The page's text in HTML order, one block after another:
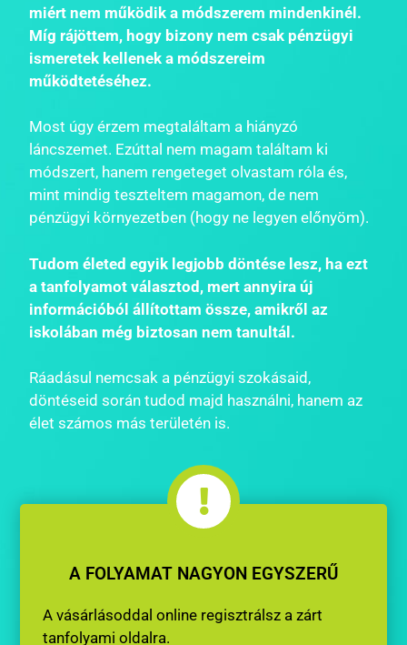
miért nem működik a módszerem mindenkinél.
Míg rájöttem, hogy bizony nem csak pénzügyi
ismeretek kellenek a módszereim
működtetéséhez.
Most úgy érzem megtaláltam a hiányzó
láncszemet. Ezúttal nem magam találtam ki
módszert, hanem rengeteget olvastam róla és,
mint mindig teszteltem magamon, de nem
pénzügyi környezetben (hogy ne legyen előnyöm).
Tudom életed egyik legjobb döntése lesz, ha ezt
a tanfolyamot választod, mert annyira új
információból állítottam össze, amikről az
iskolában még biztosan nem tanultál.
Ráadásul nemcsak a pénzügyi szokásaid,
döntéseid során tudod majd használni, hanem az
élet számos más területén is.
A FOLYAMAT NAGYON EGYSZERŰ
A vásárlásoddal online regisztrálsz a zárt
tanfolyami oldalra.